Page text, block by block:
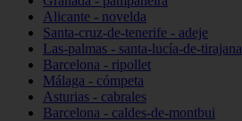
Alicante - novelda
Santa-cruz-de-tenerife - adeje
Las-palmas - santa-lucía-de-tirajana
Barcelona - ripollet
Málaga - cómpeta
Asturias - cabrales
Barcelona - caldes-de-montbui